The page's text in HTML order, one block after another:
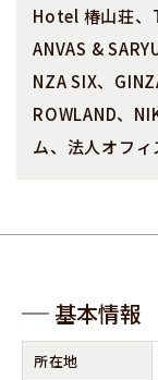
Hotel 椿山荘、
ANVAS &
NZA SIX、
ROWLAND、
ム、法人オフ
基本情報
所在地